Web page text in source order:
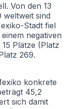
Von den 13
weltweit sind
Stadt fiel
negativen
Plätze (Platz
269.
konkrete
45,2
sich damit